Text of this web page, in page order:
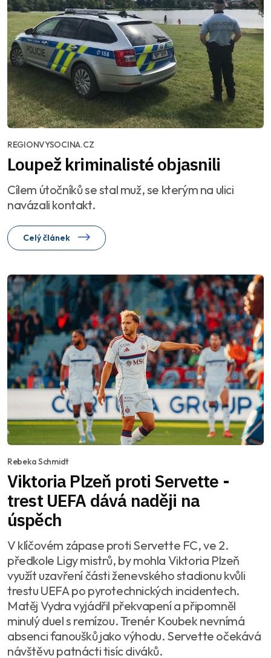
REGIONVYSOCINA.CZ
Loupež kriminalisté objasnili
Cílem útočníků se stal muž, se kterým na ulici
navázali kontakt.
Celý článek
Rebeka Schmidt
Viktoria Plzeň proti Servette -
trest UEFA dává naději na
úspěch
V klíčovém zápase proti Servette FC, ve 2.
předkole Ligy mistrů, by mohla Viktoria Plzeň
využít uzavření části ženevského stadionu kvůli
trestu UEFA po pyrotechnických incidentech.
Matěj Vydra vyjádřil překvapení a připomněl
minulý duel s remízou. Trenér Koubek nevnímá
absenci fanoušků jako výhodu. Servette očekává
návštěvu patnácti tisíc diváků.